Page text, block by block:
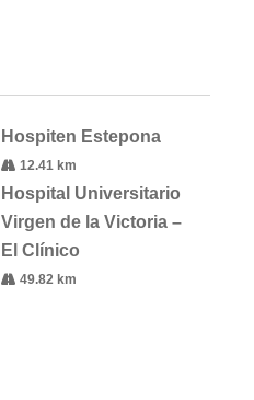
Hospiten Estepona
12.41 km
Hospital Universitario
Virgen de la Victoria –
El Clínico
49.82 km